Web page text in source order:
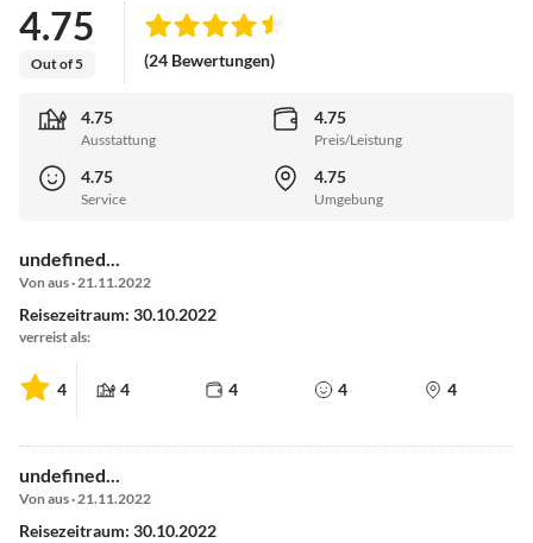
4.75
Out of 5 (24 Bewertungen)
4.75
Ausstattung
4.75
Preis/Leistung
4.75
Service
4.75
Umgebung
undefined...
Von aus · 21.11.2022
Reisezeitraum: 30.10.2022
verreist als:
4 4 4 4 4
undefined...
Von aus · 21.11.2022
Reisezeitraum: 30.10.2022